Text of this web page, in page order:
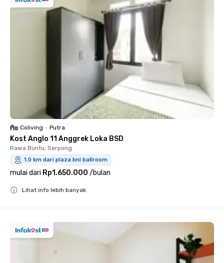
Coliving • Putra
Kost Anglo 11 Anggrek Loka BSD
Rawa Buntu, Serpong
1.0 km dari plaza bni ballroom
mulai dari Rp1.650.000 /bulan
Lihat info lebih banyak